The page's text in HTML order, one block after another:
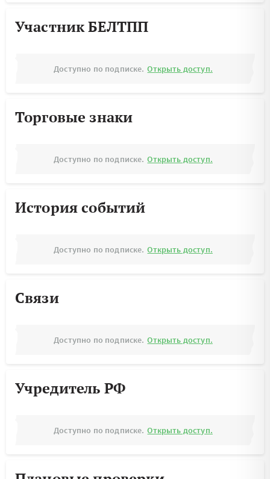
Участник БЕЛТПП
Доступно по подписке. Открыть доступ.
Торговые знаки
Доступно по подписке. Открыть доступ.
История событий
Доступно по подписке. Открыть доступ.
Связи
Доступно по подписке. Открыть доступ.
Учредитель РФ
Доступно по подписке. Открыть доступ.